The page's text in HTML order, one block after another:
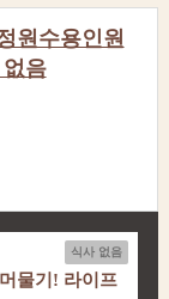
원수용인원
음
식사 없음
물기! 라이프